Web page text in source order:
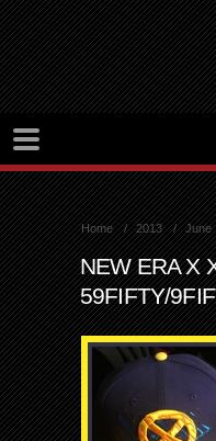
Home 2013 June
NEW ERA X
59FIFTY/